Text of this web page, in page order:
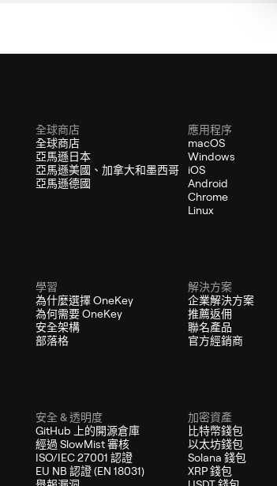
全球商店
全球商店
亞馬遜日本
亞馬遜美國、加拿大和墨西哥
亞馬遜德國
應用程序
macOS
Windows
iOS
Android
Chrome
Linux
學習
為什麼選擇 OneKey
為何需要 OneKey
安全架構
部落格
解決方案
企業解決方案
推薦返佣
聯名產品
官方經銷商
安全 & 透明度
GitHub 上的開源倉庫
經過 SlowMist 審核
ISO/IEC 27001 認證
EU NB 認證 (EN 18031)
加密資產
比特幣錢包
以太坊錢包
Solana 錢包
XRP 錢包